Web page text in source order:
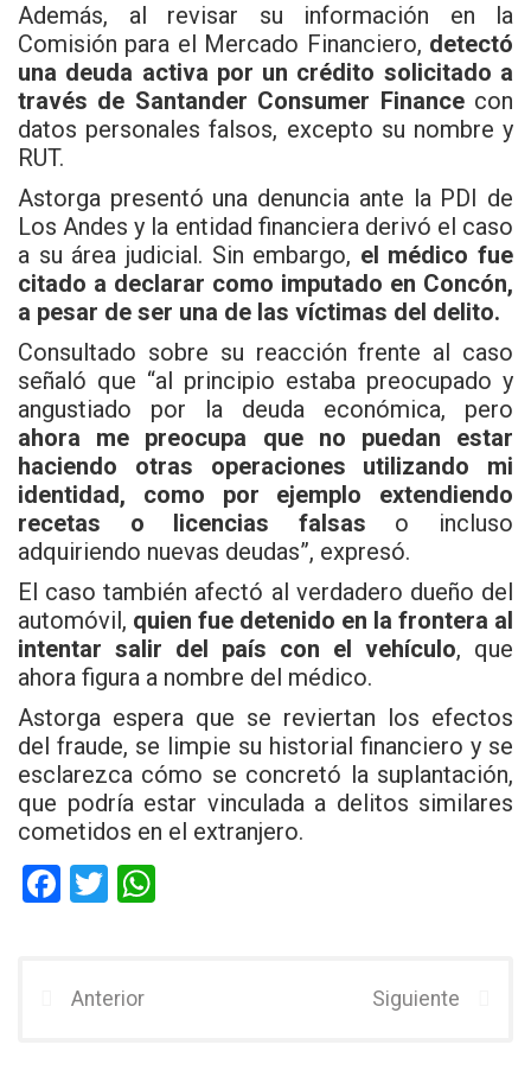
Además, al revisar su información en la
Comisión para el Mercado Financiero, detectó
una deuda activa por un crédito solicitado a
través de Santander Consumer Financecon
datos personales falsos, excepto su nombre y
RUT.
Astorga presentó una denuncia ante la PDI de
Los Andes y la entidad financiera derivó el caso
a su área judicial. Sin embargo, el médico fue
citado a declarar como imputado en Concón,
a pesar de ser una de las víctimas del delito.
Consultado sobre su reacción frente al caso
señaló que “al principio estaba preocupado y
angustiado por la deuda económica, pero
ahora me preocupa que no puedan estar
haciendo otras operaciones utilizando mi
identidad, como por ejemplo extendiendo
recetas o licencias falsas o incluso
adquiriendo nuevas deudas”, expresó.
El caso también afectó al verdadero dueño del
automóvil, quien fue detenido en la frontera al
intentar salir del país con el vehículo, que
ahora figura a nombre del médico.
Astorga espera que se reviertan los efectos
del fraude, se limpie su historial financiero y se
esclarezca cómo se concretó la suplantación,
que podría estar vinculada a delitos similares
cometidos en el extranjero.
F
b
T
er
Anterior Siguiente